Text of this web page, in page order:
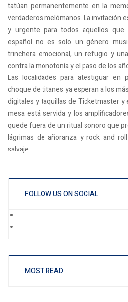
tatúan permanentemente en la
verdaderos melómanos. La invitación
y urgente para todos aquellos
español no es solo un género
trinchera emocional, un refugio y
contra la monotonía y el paso de los
Las localidades para atestiguar en
choque de titanes ya esperan a los
digitales y taquillas de Ticketmaster y
mesa está servida y los
quede fuera de un ritual sonoro que
lágrimas de añoranza y rock and
salvaje.
FOLLOW US ON SOCIAL
MOST READ